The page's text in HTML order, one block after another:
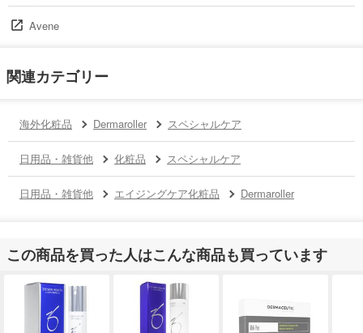
Avene
関連カテゴリー
海外化粧品 Dermaroller スペシャルケア
日用品・雑貨他 化粧品 スペシャルケア
日用品・雑貨他 エイジングケア化粧品 Dermaroller
この商品を買った人はこんな商品も買っています